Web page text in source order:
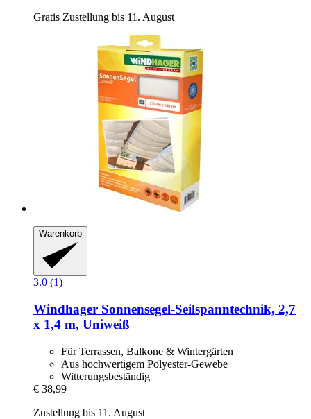
Gratis Zustellung bis 11. August
Warenkorb
3.0 (1)
Windhager Sonnensegel-​Seilspanntechnik, 2,7
x 1,4 m, Uniweiß
Für Terrassen, Balkone & Wintergärten
Aus hochwertigem Polyester-Gewebe
Witterungsbeständig
€ 38,99
Zustellung bis 11. August